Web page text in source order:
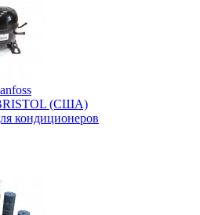
(США)
кондиционеров